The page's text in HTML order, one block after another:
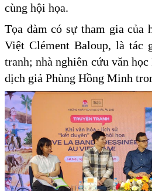
cùng hội họa.
Tọa đàm có sự tham gia của
Việt Clément Baloup, là tác
tranh; nhà nghiên cứu văn
dịch giả Phùng Hồng Minh